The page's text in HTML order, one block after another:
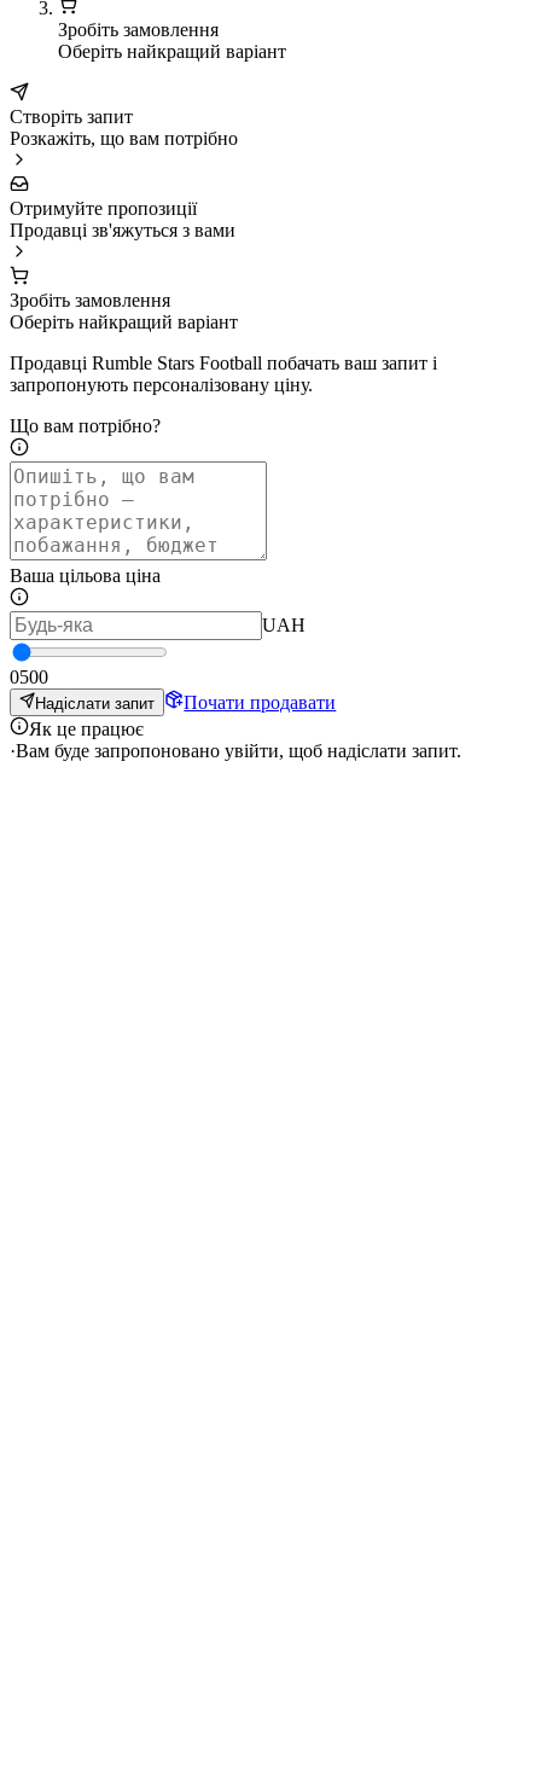
Зробіть замовлення
Оберіть найкращий варіант
Створіть запит
Розкажіть, що вам потрібно
Отримуйте пропозиції
Продавці зв'яжуться з вами
Зробіть замовлення
Оберіть найкращий варіант
Продавці Rumble Stars Football побачать ваш запит і
запропонують персоналізовану ціну.
Що вам потрібно?
Ваша цільова ціна
UAH
0500
Надіслати запит
Почати продавати
Як це працює
·Вам буде запропоновано увійти, щоб надіслати запит.